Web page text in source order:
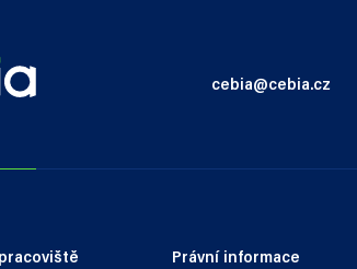
cebia@cebia.cz
Právní informace